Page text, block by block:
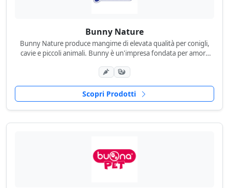
Bunny Nature
Bunny Nature produce mangime di elevata qualità per conigli,
cavie e piccoli animali. Bunny è un'impresa fondata per amore
Scopri Prodotti